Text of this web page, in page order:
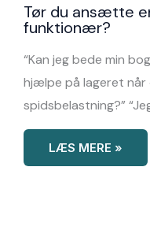
Tør du ansætte
funktionær?
“Kan jeg bede min
hjælpe på lageret når
spidsbelastning?”
LÆS MERE »